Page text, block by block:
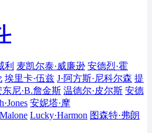
利 麦凯尔泰·威廉逊 安德烈·霍
埃里卡·伍兹 J·阿方斯·尼科尔森 提
东尼·B.詹金斯 温德尔·皮尔斯 安德
安妮塔·摩
Lucky·Harmon 图森特·弗朗